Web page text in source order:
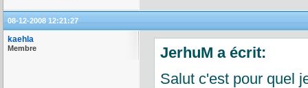
08-12-2008 12:21:27
kaehla
Membre
JerhuM a écrit:
Salut c'est pour quel